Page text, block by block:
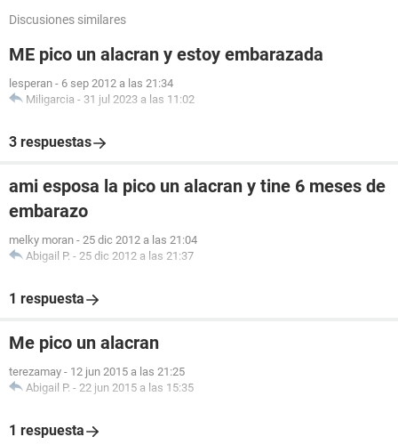
Discusiones similares
ME pico un alacran y estoy embarazada
lesperan - 6 sep 2012 a las 21:34
Miligarcia - 31 jul 2023 a las 11:02
3 respuestas
ami esposa la pico un alacran y tine 6 meses de
embarazo
melky moran - 25 dic 2012 a las 21:04
Abigail P. - 25 dic 2012 a las 21:37
1 respuesta
Me pico un alacran
terezamay - 12 jun 2015 a las 21:25
Abigail P. - 22 jun 2015 a las 15:35
1 respuesta